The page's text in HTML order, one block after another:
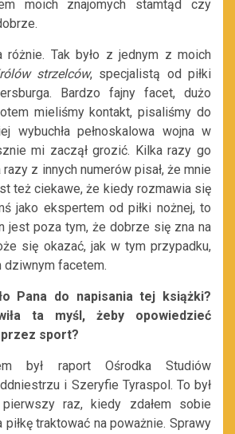
moich znajomych stamtąd czy
różnie. Tak było z jednym z moich
strzelców, specjalistą od piłki
Bardzo fajny facet, dużo
mieliśmy kontakt, pisaliśmy do
wybuchła pełnoskalowa wojna w
mi zaczął grozić. Kilka razy go
razy z innych numerów pisał, że mnie
też ciekawe, że kiedy rozmawia się
jako ekspertem od piłki nożnej, to
jest poza tym, że dobrze się zna na
się okazać, jak w tym przypadku,
dziwnym facetem.
Pana do napisania tej książki?
ta myśl, żeby opowiedzieć
przez sport?
był raport Ośrodka Studiów
i Szeryfie Tyraspol. To był
raz, kiedy zdałem sobie
piłkę traktować na poważnie. Sprawy